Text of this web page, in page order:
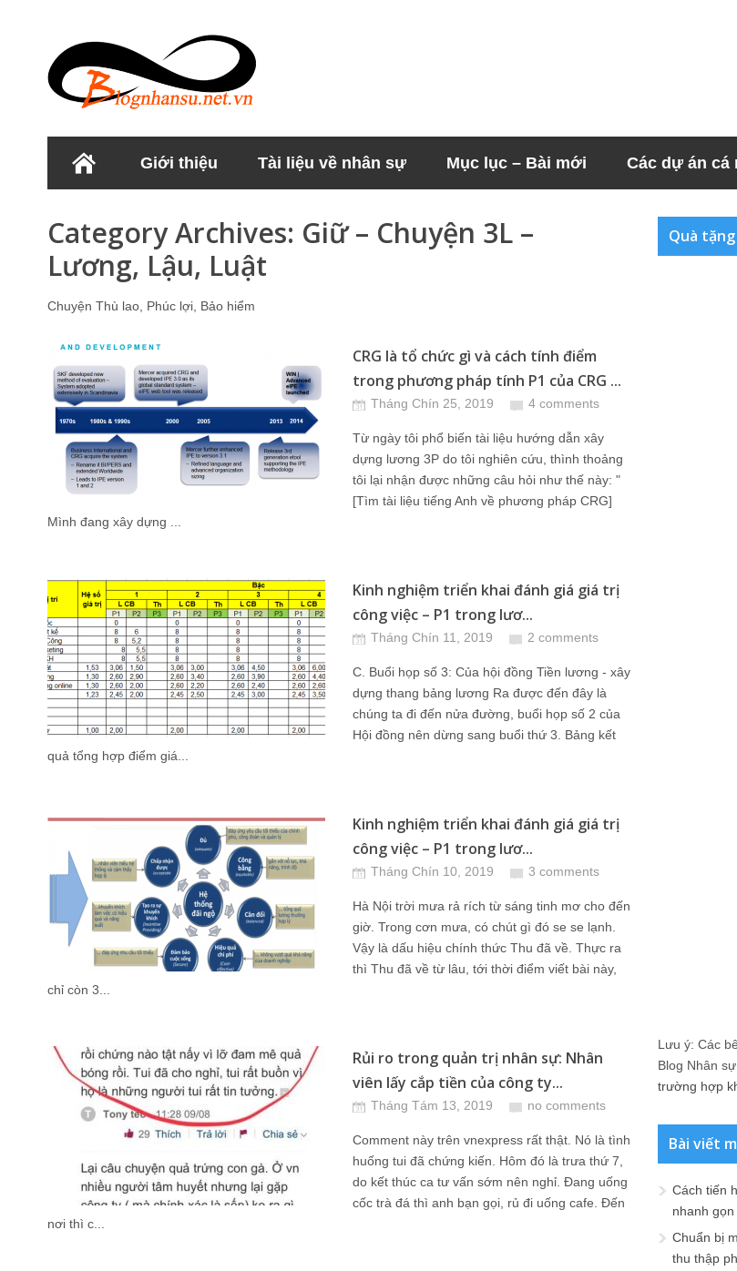
Giới thiệu Tài liệu về nhân sự Mục lục – Bài mới Các dự án cá
Category Archives: Giữ – Chuyện 3L –
Lương, Lậu, Luật
Chuyện Thù lao, Phúc lợi, Bảo hiểm
CRG là tổ chức gì và cách tính điểm
trong phương pháp tính P1 của CRG ...
Tháng Chín 25, 2019 4 comments
Từ ngày tôi phổ biến tài liệu hướng dẫn xây
dựng lương 3P do tôi nghiên cứu, thình thoảng
tôi lại nhận được những câu hỏi như thế này: "
[Tìm tài liệu tiếng Anh về phương pháp CRG]
Mình đang xây dựng ...
Kinh nghiệm triển khai đánh giá giá trị
công việc – P1 trong lươ...
Tháng Chín 11, 2019 2 comments
C. Buổi họp số 3: Của hội đồng Tiền lương - xây
dựng thang bảng lương Ra được đến đây là
chúng ta đi đến nửa đường, buổi họp số 2 của
Hội đồng nên dừng sang buổi thứ 3. Bảng kết
quả tổng hợp điểm giá...
Kinh nghiệm triển khai đánh giá giá trị
công việc – P1 trong lươ...
Tháng Chín 10, 2019 3 comments
Hà Nội trời mưa rả rích từ sáng tinh mơ cho đến
giờ. Trong cơn mưa, có chút gì đó se se lạnh.
Vậy là dấu hiệu chính thức Thu đã về. Thực ra
thì Thu đã về từ lâu, tới thời điểm viết bài này,
chỉ còn 3...
Rủi ro trong quản trị nhân sự: Nhân
viên lấy cắp tiền của công ty...
Tháng Tám 13, 2019 no comments
Comment này trên vnexpress rất thật. Nó là tình
huống tui đã chứng kiến. Hôm đó là trưa thứ 7,
do kết thúc ca tư vấn sớm nên nghỉ. Đang uống
cốc trà đá thì anh bạn gọi, rủ đi uống cafe. Đến
nơi thì c...
Quà
Lưu ý: Các
Blog Nhân
trường hợp
Bài viết
Cách tiến
nhanh gọn
Chuẩn bị
thu thập